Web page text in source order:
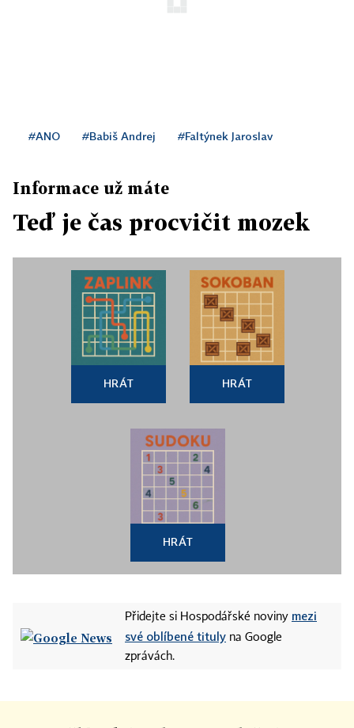
#ANO #Babiš Andrej #Faltýnek Jaroslav
Informace už máte
Teď je čas procvičit mozek
HRÁT HRÁT
HRÁT
Přidejte si Hospodářské noviny mezi
své oblíbené tituly na Google
zprávách.